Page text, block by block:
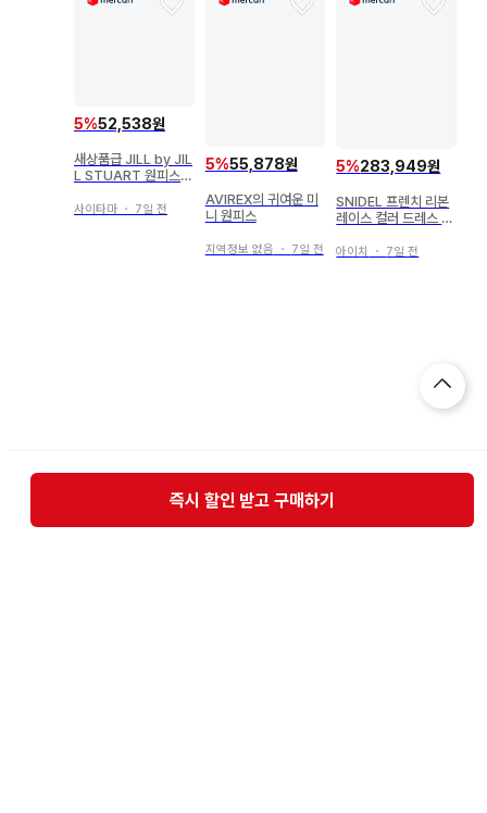
5%52,538원
새상품급 JILL by JIL
L STUART 원피스
리본
사이타마 ・ 7일 전
5%55,878원
AVIREX의 귀여운 미
니 원피스
지역정보 없음 ・ 7일 전
5%283,949원
SNIDEL 프렌치 리본
레이스 컬러 드레스 신
상품
아이치 ・ 7일 전
즉시 할인 받고 구매하기